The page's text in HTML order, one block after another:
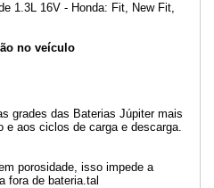
1.3L 16V - Honda: Fit, New Fit,
no veículo
grades das Baterias Júpiter mais
e aos ciclos de carga e descarga.
porosidade, isso impede a
fora de bateria.tal